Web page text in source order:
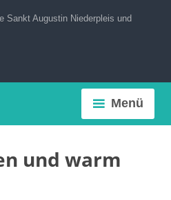
Sankt Augustin Niederpleis und
Menü
und warm